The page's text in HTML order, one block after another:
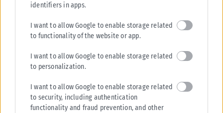
identifiers in apps.
I want to allow Google to enable storage related
to functionality of the website or app.
I want to allow Google to enable storage related
to personalization.
I want to allow Google to enable storage related
to security, including authentication
functionality and fraud prevention, and other